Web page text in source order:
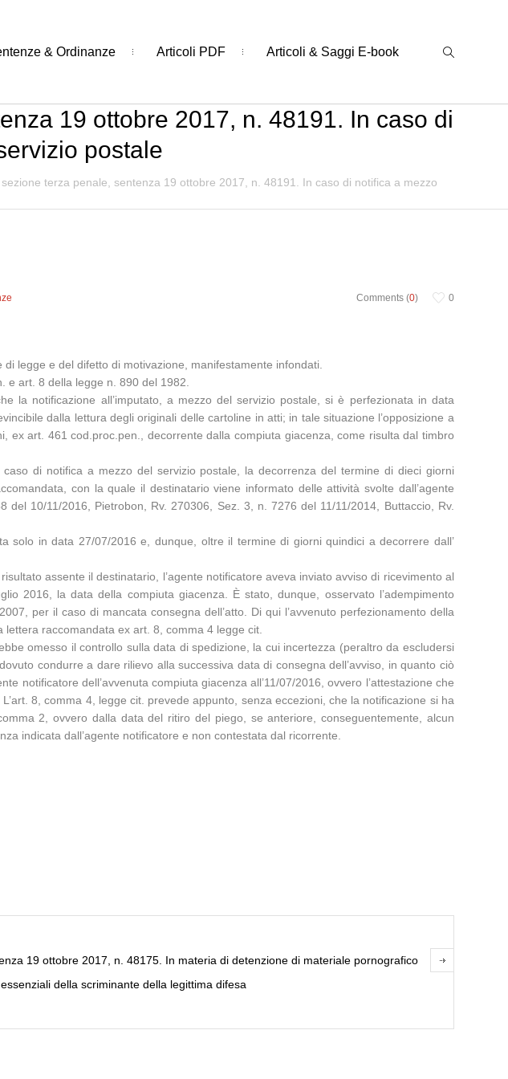
& Ordinanze Articoli PDF Articoli & Saggi E-book
19 ottobre 2017, n. 48191. In caso di
postale
terza penale, sentenza 19 ottobre 2017, n. 48191. In caso di notifica a mezzo
Comments (0) 0
legge e del difetto di motivazione, manifestamente infondati.
e art. 8 della legge n. 890 del 1982.
la notificazione all’imputato, a mezzo del servizio postale, si è perfezionata in data
dalla lettura degli originali delle cartoline in atti; in tale situazione l’opposizione a
art. 461 cod.proc.pen., decorrente dalla compiuta giacenza, come risulta dal timbro
di notifica a mezzo del servizio postale, la decorrenza del termine di dieci giorni
con la quale il destinatario viene informato delle attività svolte dall’agente
10/11/2016, Pietrobon, Rv. 270306, Sez. 3, n. 7276 del 11/11/2014, Buttaccio, Rv.
solo in data 27/07/2016 e, dunque, oltre il termine di giorni quindici a decorrere dall’
assente il destinatario, l’agente notificatore aveva inviato avviso di ricevimento al
2016, la data della compiuta giacenza. È stato, dunque, osservato l’adempimento
per il caso di mancata consegna dell’atto. Di qui l’avvenuto perfezionamento della
raccomandata ex art. 8, comma 4 legge cit.
omesso il controllo sulla data di spedizione, la cui incertezza (peraltro da escludersi
condurre a dare rilievo alla successiva data di consegna dell’avviso, in quanto ciò
notificatore dell’avvenuta compiuta giacenza all’11/07/2016, ovvero l’attestazione che
8, comma 4, legge cit. prevede appunto, senza eccezioni, che la notificazione si ha
2, ovvero dalla data del ritiro del piego, se anteriore, conseguentemente, alcun
indicata dall’agente notificatore e non contestata dal ricorrente.
19 ottobre 2017, n. 48175. In materia di detenzione di materiale pornografico
della scriminante della legittima difesa